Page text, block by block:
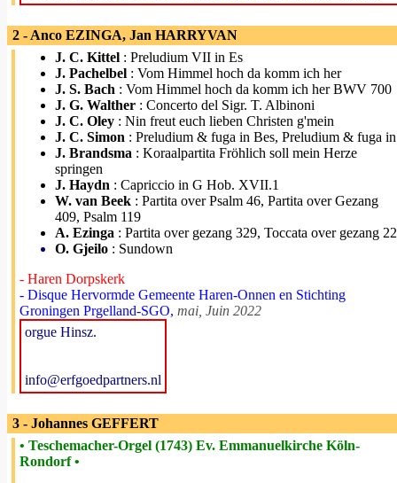
2 - Anco EZINGA, Jan HARRYVAN
J. C. Kittel : Preludium VII in Es
J. Pachelbel : Vom Himmel hoch da komm ich her
J. S. Bach : Vom Himmel hoch da komm ich her BWV 700
J. G. Walther : Concerto del Sigr. T. Albinoni
J. C. Oley : Nin freut euch lieben Christen g'mein
J. C. Simon : Preludium & fuga in Bes, Preludium & fuga
J. Brandsma : Koraalpartita Fröhlich soll mein Herze
springen
J. Haydn : Capriccio in G Hob. XVII.1
W. van Beek : Partita over Psalm 46, Partita over Gezang
409, Psalm 119
A. Ezinga : Partita over gezang 329, Toccata over gezang
O. Gjeilo : Sundown
- Haren Dorpskerk
- Disque Hervormde Gemeente Haren-Onnen en Stichting
Groningen Prgelland-SGO, mai, Juin 2022
orgue Hinsz.
info@erfgoedpartners.nl
3 - Johannes GEFFERT
• Teschemacher-Orgel (1743) Ev. Emmanuelkirche Köln-
Rondorf •